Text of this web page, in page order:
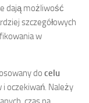
dają możliwość
szczegółowych
w
do celu
oczekiwań. Należy